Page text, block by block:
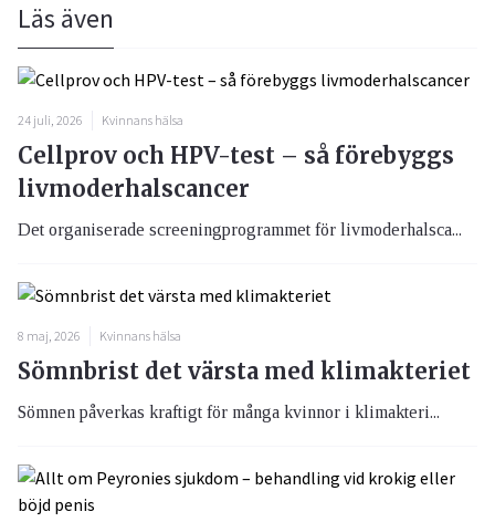
Läs även
24 juli, 2026 Kvinnans hälsa
Cellprov och HPV-test – så förebyggs
livmoderhalscancer
Det organiserade screeningprogrammet för livmoderhalsca...
8 maj, 2026 Kvinnans hälsa
Sömnbrist det värsta med klimakteriet
Sömnen påverkas kraftigt för många kvinnor i klimakteri...